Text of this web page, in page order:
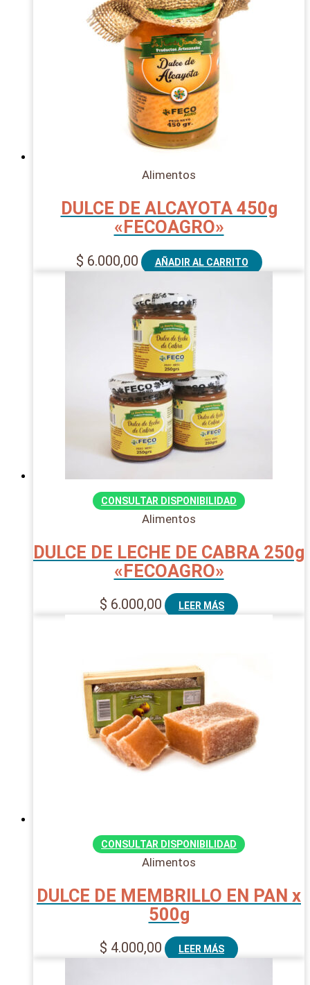
Alimentos
DULCE DE ALCAYOTA 450g
«FECOAGRO»
$ 6.000,00 AÑADIR AL CARRITO
CONSULTAR DISPONIBILIDAD
Alimentos
DULCE DE LECHE DE CABRA 250g
«FECOAGRO»
$ 6.000,00 LEER MÁS
CONSULTAR DISPONIBILIDAD
Alimentos
DULCE DE MEMBRILLO EN PAN x
500g
$ 4.000,00 LEER MÁS